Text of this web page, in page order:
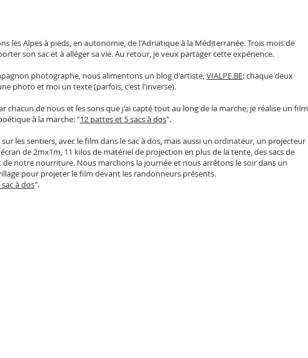
les Alpes à pieds, en autonomie, de l'Adriatique à la Méditerranée. Trois mois de
son sac et à alléger sa vie.Au retour, je veux partager cette expérience.
photographe, nous alimentons un blog d'artiste,VIALPE.BE: chaque deux
photo et moi un texte (parfois, c'est l'inverse).
chacun de nous et les sons que j'ai capté tout au long de la marche, je réalise un film
à la marche: "12 pattes et 5 sacs à dos".
les sentiers, avec le film dans le sac à dos, mais aussi un ordinateur, un projecteur
de 2mx1m, 11 kilos de matériel de projection en plus de la tente, des sacs de
de notre nourriture. Nous marchons la journée et nous arrêtons le soir dans un
pour projeter le film devant les randonneurs présents.
à dos".